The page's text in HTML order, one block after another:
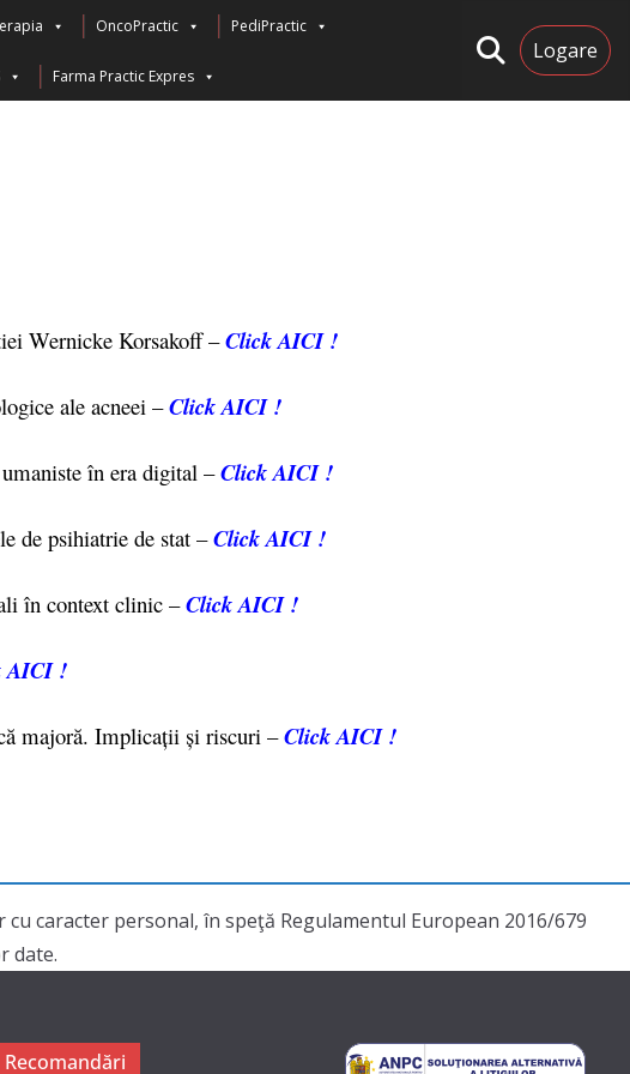
OncoPractic PediPractic
Farma Practic Expres
Logare
Wernicke Korsakoff –Click AICI !
ale acneei –Click AICI !
în era digital –Click AICI !
de psihiatrie de stat –Click AICI !
în context clinic –Click AICI !
AICI !
majoră. Implicații și riscuri –Click AICI !
caracter personal, în speţă Regulamentul European 2016/679
date.
Recomandări